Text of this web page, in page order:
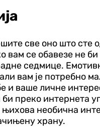
све оно што сте
вам се обавезе не
седмице.
вам је потребно
и ваше личне
преко интернета
њихова необична
храну.